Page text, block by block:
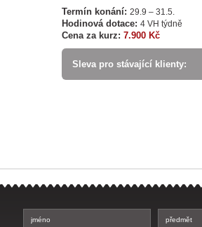
Termín konání: 29.9 – 31.5.
Hodinová dotace: 4 VH týdně
Cena za kurz: 7.900 Kč
Sleva pro stávající klienty: